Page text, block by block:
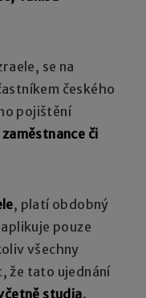
se na
českého
pojištění
zaměstnance či
, platí obdobný
pouze
všechny
že tato ujednání
studia.